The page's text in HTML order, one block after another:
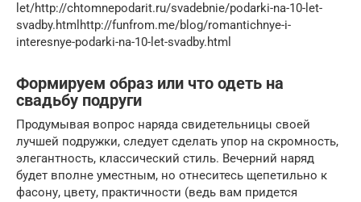
let/http://chtomnepodarit.ru/svadebnie/podarki-na-10-let-
svadby.htmlhttp://funfrom.me/blog/romantichnye-i-
interesnye-podarki-na-10-let-svadby.html
Формируем образ или что одеть на
свадьбу подруги
Продумывая вопрос наряда свидетельницы своей
лучшей подружки, следует сделать упор на скромность,
элегантность, классический стиль. Вечерний наряд
будет вполне уместным, но отнеситесь щепетильно к
фасону, цвету, практичности (ведь вам придется